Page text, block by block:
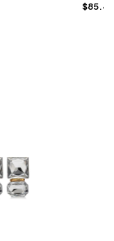
$85.41